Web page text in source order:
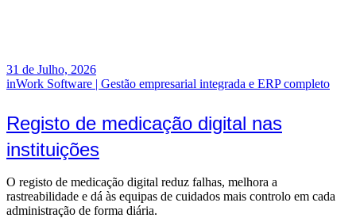
31 de Julho, 2026
inWork Software | Gestão empresarial integrada e ERP completo
Registo de medicação digital nas
instituições
O registo de medicação digital reduz falhas, melhora a
rastreabilidade e dá às equipas de cuidados mais controlo em cada
administração de forma diária.